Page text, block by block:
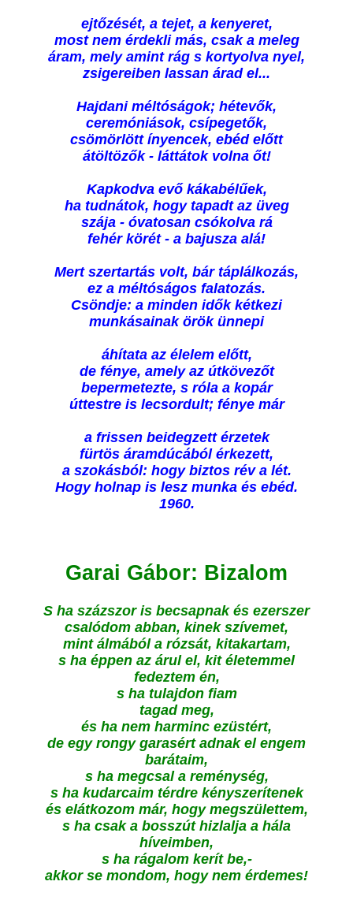
ejtőzését, a tejet, a kenyeret,
most nem érdekli más, csak a meleg
áram, mely amint rág s kortyolva nyel,
zsigereiben lassan árad el...
Hajdani méltóságok; hétevők,
ceremóniások, csípegetők,
csömörlött ínyencek, ebéd előtt
átöltözők - láttátok volna őt!
Kapkodva evő kákabélűek,
ha tudnátok, hogy tapadt az üveg
szája - óvatosan csókolva rá
fehér körét - a bajusza alá!
Mert szertartás volt, bár táplálkozás,
ez a méltóságos falatozás.
Csöndje: a minden idők kétkezi
munkásainak örök ünnepi
áhítata az élelem előtt,
de fénye, amely az útkövezőt
bepermetezte, s róla a kopár
úttestre is lecsordult; fénye már
a frissen beidegzett érzetek
fürtös áramdúcából érkezett,
a szokásból: hogy biztos rév a lét.
Hogy holnap is lesz munka és ebéd.
1960.
Garai Gábor: Bizalom
S ha százszor is becsapnak és ezerszer
csalódom abban, kinek szívemet,
mint álmából a rózsát, kitakartam,
s ha éppen az árul el, kit életemmel
fedeztem én,
s ha tulajdon fiam
tagad meg,
és ha nem harminc ezüstért,
de egy rongy garasért adnak el engem
barátaim,
s ha megcsal a reménység,
s ha kudarcaim térdre kényszerítenek
és elátkozom már, hogy megszülettem,
s ha csak a bosszút hizlalja a hála
híveimben,
s ha rágalom kerít be,-
akkor se mondom, hogy nem érdemes!